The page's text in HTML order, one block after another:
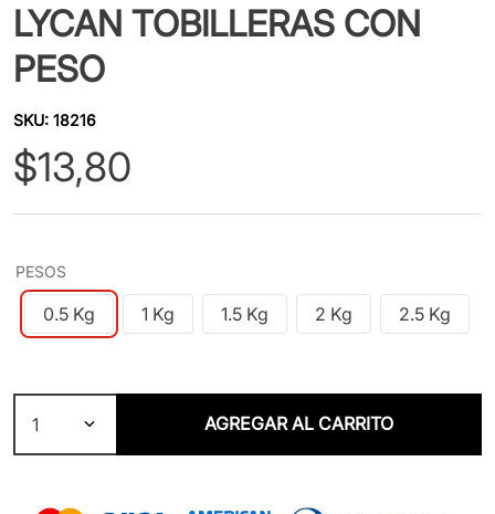
LYCAN TOBILLERAS CON
PESO
SKU:18216
$13,80
PESOS
0.5 Kg 1 Kg 1.5 Kg 2 Kg 2.5 Kg
1 AGREGAR AL CARRITO